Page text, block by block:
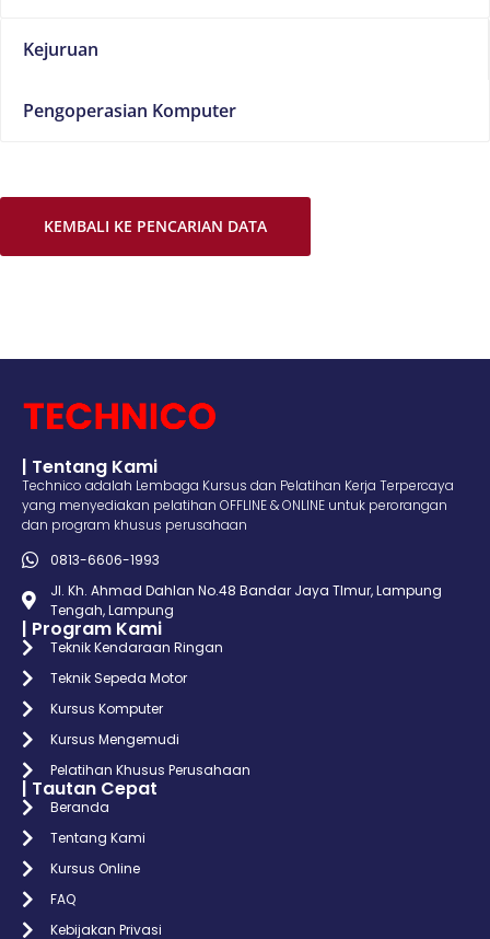
Kejuruan
Pengoperasian Komputer
KEMBALI KE PENCARIAN DATA
| Tentang Kami
Technico adalah Lembaga Kursus dan Pelatihan Kerja Terpercaya
yang menyediakan pelatihan OFFLINE & ONLINE untuk perorangan
dan program khusus perusahaan
0813-6606-1993
Jl. Kh. Ahmad Dahlan No.48 Bandar Jaya TImur, Lampung
Tengah, Lampung
| Program Kami
Teknik Kendaraan Ringan
Teknik Sepeda Motor
Kursus Komputer
Kursus Mengemudi
Pelatihan Khusus Perusahaan
| Tautan Cepat
Beranda
Tentang Kami
Kursus Online
FAQ
Kebijakan Privasi